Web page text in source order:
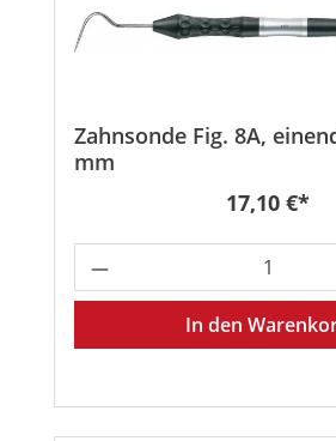
Zahnsonde Fig. 8A,
mm
Regulärer
17,10 €*
Produkt Anzahl:
In den